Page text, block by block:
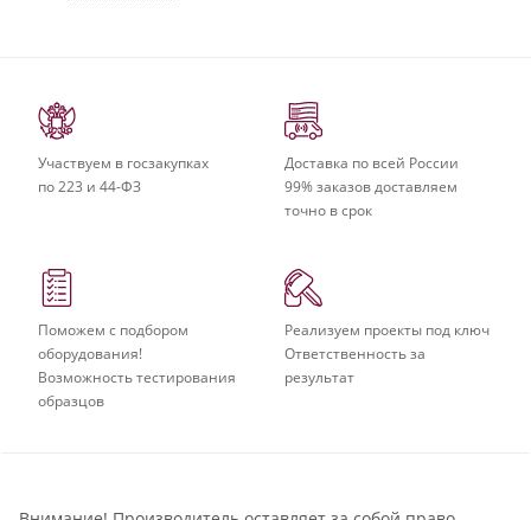
Участвуем в госзакупках
по 223 и 44-ФЗ
Доставка по всей России
99% заказов доставляем
точно в срок
Поможем с подбором
оборудования!
Возможность тестирования
образцов
Реализуем проекты под ключ
Ответственность за
результат